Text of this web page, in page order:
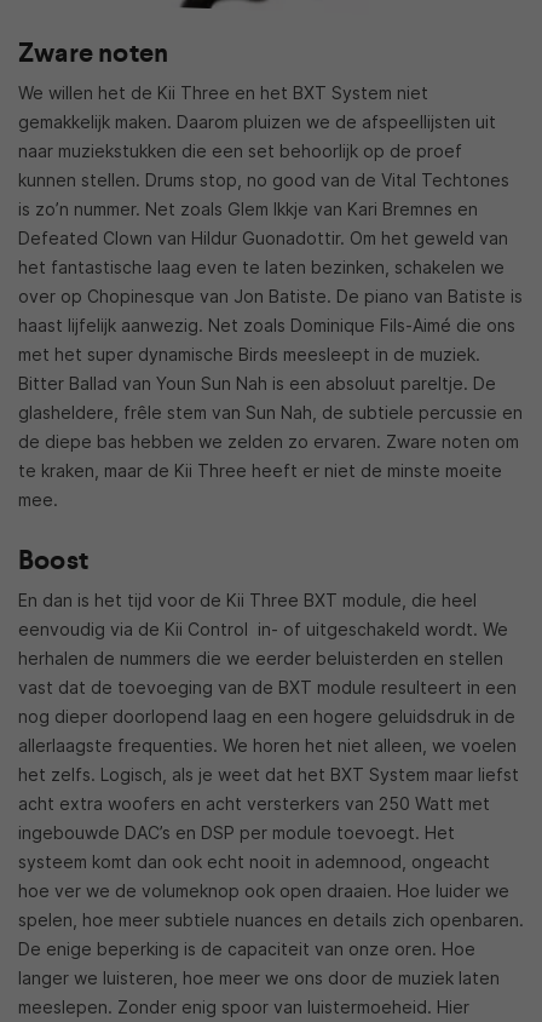
Zware noten
We willen het de Kii Three en het BXT System niet
gemakkelijk maken. Daarom pluizen we de afspeellijsten uit
naar muziekstukken die een set behoorlijk op de proef
kunnen stellen. Drums stop, no good van de Vital Techtones
is zo’n nummer. Net zoals Glem Ikkje van Kari Bremnes en
Defeated Clown van Hildur Guonadottir. Om het geweld van
het fantastische laag even te laten bezinken, schakelen we
over op Chopinesque van Jon Batiste. De piano van Batiste is
haast lijfelijk aanwezig. Net zoals Dominique Fils-Aimé die ons
met het super dynamische Birds meesleept in de muziek.
Bitter Ballad van Youn Sun Nah is een absoluut pareltje. De
glasheldere, frêle stem van Sun Nah, de subtiele percussie en
de diepe bas hebben we zelden zo ervaren. Zware noten om
te kraken, maar de Kii Three heeft er niet de minste moeite
mee.
Boost
En dan is het tijd voor de Kii Three BXT module, die heel
eenvoudig via de Kii Control in- of uitgeschakeld wordt. We
herhalen de nummers die we eerder beluisterden en stellen
vast dat de toevoeging van de BXT module resulteert in een
nog dieper doorlopend laag en een hogere geluidsdruk in de
allerlaagste frequenties. We horen het niet alleen, we voelen
het zelfs. Logisch, als je weet dat het BXT System maar liefst
acht extra woofers en acht versterkers van 250 Watt met
ingebouwde DAC’s en DSP per module toevoegt. Het
systeem komt dan ook echt nooit in ademnood, ongeacht
hoe ver we de volumeknop ook open draaien. Hoe luider we
spelen, hoe meer subtiele nuances en details zich openbaren.
De enige beperking is de capaciteit van onze oren. Hoe
langer we luisteren, hoe meer we ons door de muziek laten
meeslepen. Zonder enig spoor van luistermoeheid. Hier